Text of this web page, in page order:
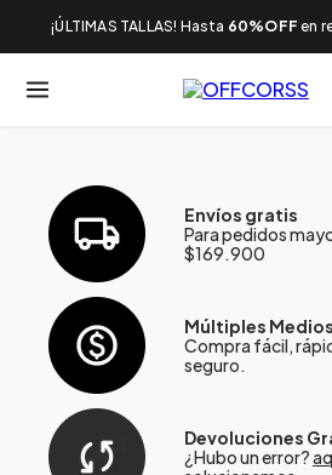
¡ÚLTIMAS TALLAS! Hasta 60%OFF en
Envíos gratis
Para pedidos
$169.900
Múltiples
Compra fácil,
seguro.
Devoluciones
¿Hubo un error?